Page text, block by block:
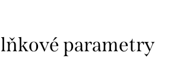
parametry